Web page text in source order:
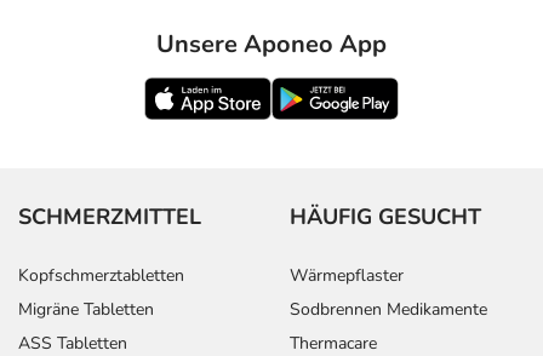
Adresse des Anbieters/Herstellers
ALIUD Pharma GmbH
Gottlieb-Daimler-Str. 19
anzeigen
DasPDF des Beipackzettels
können Sie sich oben
herunterladen.
Unsere Aponeo App
SCHMERZMITTEL
Kopfschmerztabletten
Migräne Tabletten
ASS Tabletten
HÄUFIG GESUCHT
Wärmepflaster
Sodbrennen Medikamente
Thermacare